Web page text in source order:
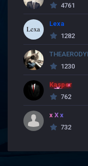
4761
Lexa
1282
1230
Kasper
762
x X x
732